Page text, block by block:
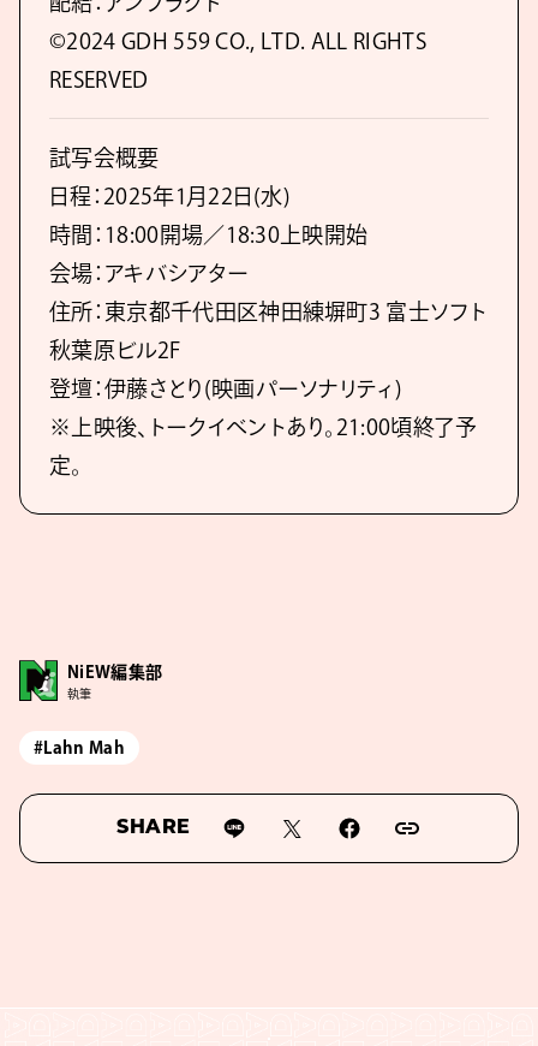
©2024 GDH 559 CO., LTD. ALL RIGHTS
RESERVED
試写会概要
日程：2025年1月22日(水)
時間：18:00開場／18:30上映開始
会場：アキバシアター
住所：東京都千代田区神田練塀町3 富士ソフト
秋葉原ビル2F
登壇：伊藤さとり(映画パーソナリティ)
※上映後、トークイベントあり。21:00頃終了予
定。
NiEW編集部
執筆
#Lahn Mah
SHARE